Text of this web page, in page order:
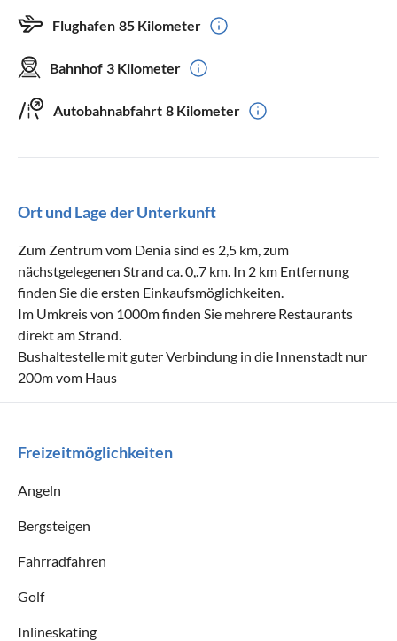
Flughafen 85 Kilometer
Bahnhof 3 Kilometer
Autobahnabfahrt 8 Kilometer
Ort und Lage der Unterkunft
Zum Zentrum vom Denia sind es 2,5 km, zum
nächstgelegenen Strand ca. 0,.7 km. In 2 km Entfernung
finden Sie die ersten Einkaufsmöglichkeiten.
Im Umkreis von 1000m finden Sie mehrere Restaurants
direkt am Strand.
Bushaltestelle mit guter Verbindung in die Innenstadt nur
200m vom Haus
Freizeitmöglichkeiten
Angeln
Bergsteigen
Fahrradfahren
Golf
Inlineskating